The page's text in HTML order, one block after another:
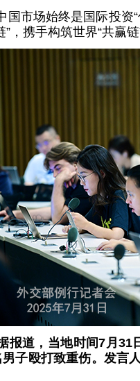
国市场始终是国际投资
，携手构筑世界“共赢链
报道，当地时间7月31
子殴打致重伤。发言